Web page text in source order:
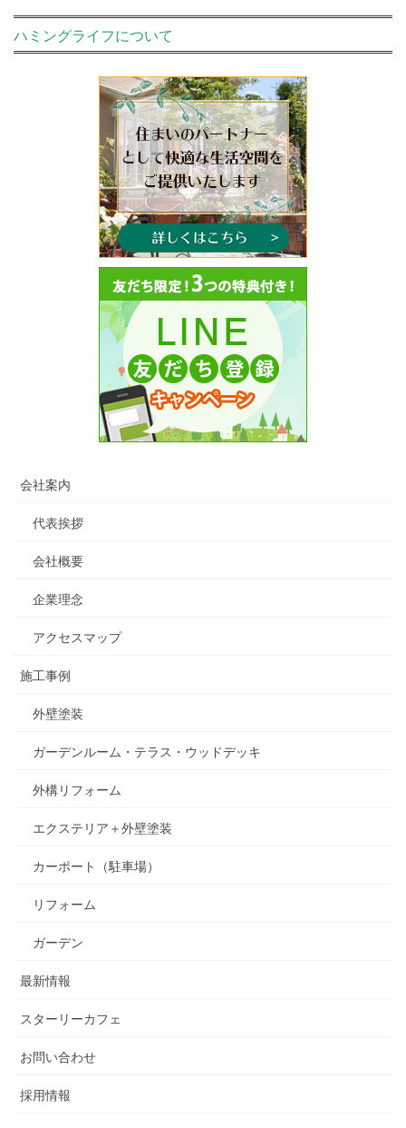
ハミングライフについて
会社案内
代表挨拶
会社概要
企業理念
アクセスマップ
施工事例
外壁塗装
ガーデンルーム・テラス・ウッドデッキ
外構リフォーム
エクステリア＋外壁塗装
カーポート（駐車場）
リフォーム
ガーデン
最新情報
スターリーカフェ
お問い合わせ
採用情報